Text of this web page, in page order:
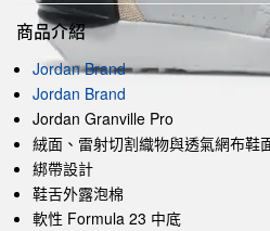
商品介紹
Jordan Brand
Jordan Brand
Jordan Granville Pro
絨面、雷射切割織物與透氣網布鞋
綁帶設計
鞋舌外露泡棉
軟性 Formula 23 中底